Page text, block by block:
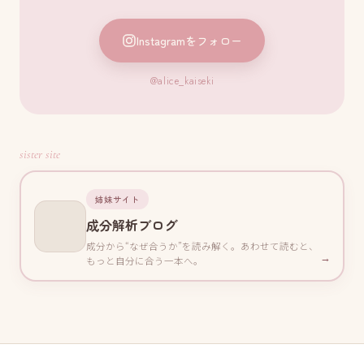
Instagramをフォロー
@alice_kaiseki
sister site
姉妹サイト
成分解析ブログ
成分から“なぜ合うか”を読み解く。あわせて読むと、
もっと自分に合う一本へ。
→